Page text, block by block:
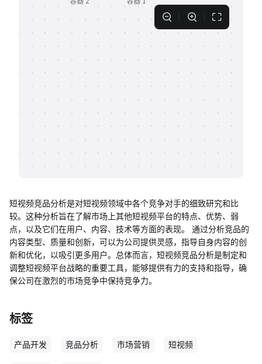
支持
帮助中心
知识分享社区
短视频竞品分析是对短视频领域中各个竞争对手的细致研究和比
较。这种分析旨在了解市场上其他短视频平台的特点、优势、弱
点，以及它们在用户、内容、技术等方面的表现。 通过分析竞品的
内容类型、质量和创新，可以为公司提供灵感，指导自身内容的创
新和优化，以吸引更多用户。总体而言，短视频竞品分析是制定和
调整短视频平台战略的重要工具，能够提供有力的支持和指导，确
保公司在激烈的市场竞争中保持竞争力。
标签
产品开发 竞品分析 市场营销 短视频